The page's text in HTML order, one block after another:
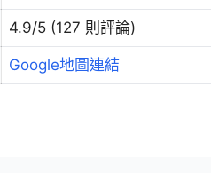
4.9/5 (127 則評論)
Google地圖連結